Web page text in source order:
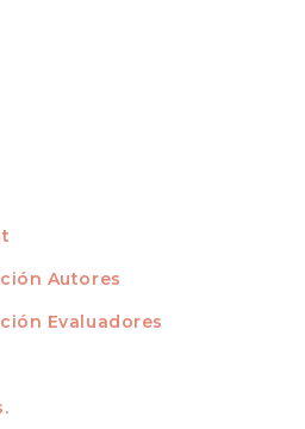
Autores
Evaluadores